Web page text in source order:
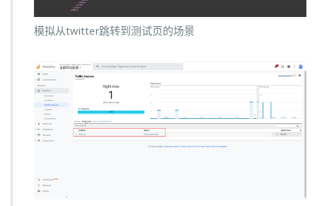
模拟从twitter跳转到测试页的场景